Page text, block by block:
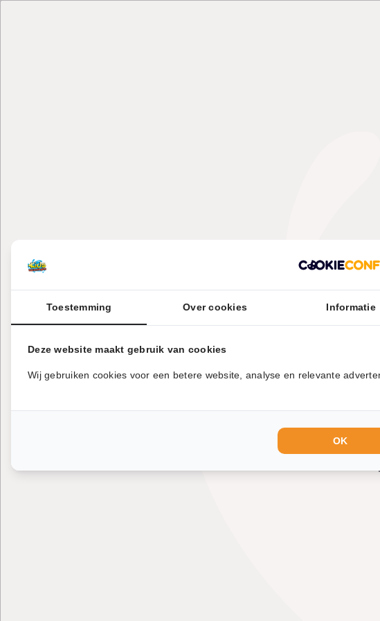
Je
Toestemming Over cookies Informatie
Deze website maakt gebruik van cookies
Wij gebruiken cookies voor een betere website, analyse en relevante
OK